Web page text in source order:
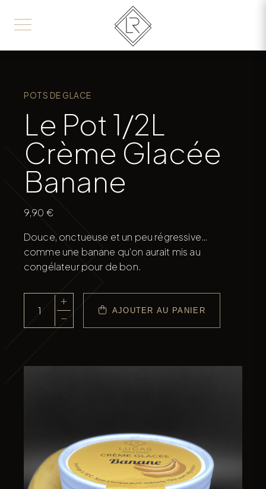
POTS DE GLACE
Le Pot 1/2L
Crème Glacée
Banane
9,90 €
Douce, onctueuse et un peu régressive…
comme une banane qu’on aurait mis au
congélateur pour de bon.
quantité
de
1/2L
+
−
AJOUTER AU PANIER